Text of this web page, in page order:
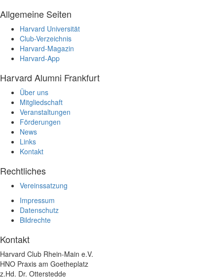
Allgemeine Seiten
Harvard Universität
Club-Verzeichnis
Harvard-Magazin
Harvard-App
Harvard Alumni Frankfurt
Über uns
Mitgliedschaft
Veranstaltungen
Förderungen
News
Links
Kontakt
Rechtliches
Vereinssatzung
Impressum
Datenschutz
Bildrechte
Kontakt
Harvard Club Rhein-Main e.V.
HNO Praxis am Goetheplatz
z.Hd. Dr. Otterstedde